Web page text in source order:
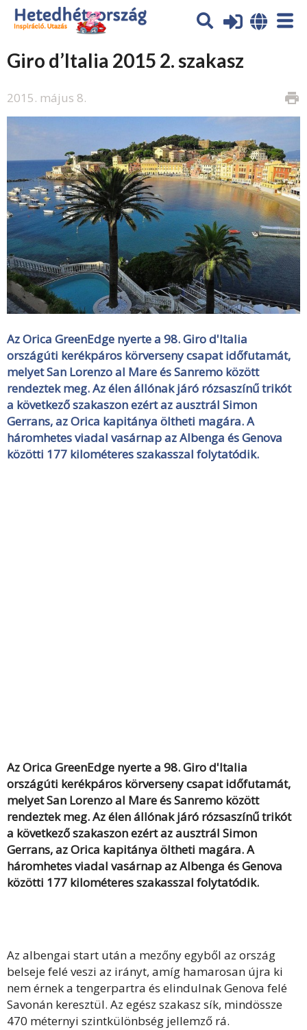
Giro d’Italia 2015 2. szakasz
2015. május 8. print
Az Orica GreenEdge nyerte a 98. Giro d'Italia
országúti kerékpáros körverseny csapat időfutamát,
melyet San Lorenzo al Mare és Sanremo között
rendeztek meg. Az élen állónak járó rózsaszínű trikót
a következő szakaszon ezért az ausztrál Simon
Gerrans, az Orica kapitánya öltheti magára. A
háromhetes viadal vasárnap az Albenga és Genova
közötti 177 kilométeres szakasszal folytatódik.
Az Orica GreenEdge nyerte a 98. Giro d'Italia
országúti kerékpáros körverseny csapat időfutamát,
melyet San Lorenzo al Mare és Sanremo között
rendeztek meg. Az élen állónak járó rózsaszínű trikót
a következő szakaszon ezért az ausztrál Simon
Gerrans, az Orica kapitánya öltheti magára.A
háromhetes viadal vasárnap az Albenga és Genova
közötti 177 kilométeres szakasszal folytatódik.
Az albengai start után a mezőny egyből az ország
belseje felé veszi az irányt, amíg hamarosan újra ki
nem érnek a tengerpartra és elindulnak Genova felé
Savonán keresztül. Az egész szakasz sík, mindössze
470 méternyi szintkülönbség jellemző rá.